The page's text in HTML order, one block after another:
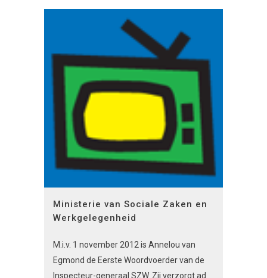
Ministerie van Sociale Zaken en
Werkgelegenheid
M.i.v. 1 november 2012 is Annelou van
Egmond de Eerste Woordvoerder van de
Inspecteur-generaal SZW. Zij verzorgt ad